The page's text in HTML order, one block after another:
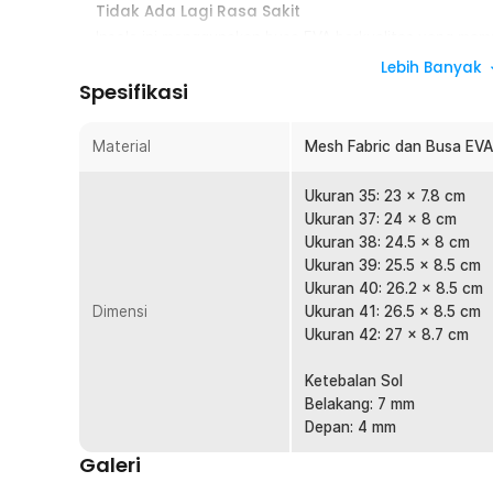
Tidak Ada Lagi Rasa Sakit
telapak kaki. Material ini membantu mengurangi
dalam waktu lama sehingga kaki terasa lebih nyaman.
Sirkulasi udara yang baik pada insole ini membantu
sehingga kaki terasa lebih nyaman. Kondisi bagian
membantu mengurangi munculnya bau tidak sedap
dengan material mesh yang breathable, insole sepatu
Cocok untuk Beragam Sepatu
Insole ini dirancang agar kompatibel dengan berbagai
dilepas agar pemasangan lebih mudah dan hasilnya
dapat meningkatkan kenyamanan tanpa perlu
Kelengkapan Produk
Lebih Banyak
Spesifikasi
Material Mesh Fabric dan Busa EVA
Dimensi
Ukuran 35: 23 x 7.8 cm
Ukuran 37: 24 x 8 cm
Ukuran 38: 24.5 x 8 cm
Ukuran 39: 25.5 x 8.5 cm
Ukuran 40: 26.2 x 8.5 cm
Ukuran 41: 26.5 x 8.5 cm
Ukuran 42: 27 x 8.7 cm
Ketebalan Sol
Belakang: 7 mm
Depan: 4 mm
Galeri